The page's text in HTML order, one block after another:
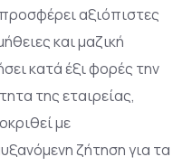
αξιόπιστες
και μαζική
κατά έξι φορές την
της εταιρείας,
με
ζήτηση για τα